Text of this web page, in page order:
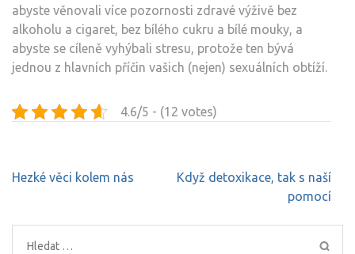
abyste věnovali více pozornosti zdravé výživě bez
alkoholu a cigaret, bez bílého cukru a bílé mouky, a
abyste se cíleně vyhýbali stresu, protože ten bývá
jednou z hlavních příčin vašich (nejen) sexuálních obtíží.
4.6/5 - (12 votes)
Navigace
Hezké věci kolem nás
Když detoxikace, tak s naší
pomocí
Vyhledávání